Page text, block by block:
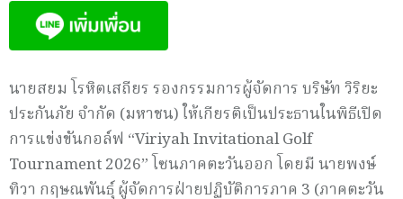
นายสยม โรหิตเสถียร รองกรรมการผู้จัดการ บริษัท วิริยะ
ประกันภัย จำกัด (มหาชน) ให้เกียรติเป็นประธานในพิธีเปิด
การแข่งขันกอล์ฟ “Viriyah Invitational Golf
Tournament 2026” โซนภาคตะวันออก โดยมี นายพงษ์
ทิวา กฤษณพันธุ์ ผู้จัดการฝ่ายปฏิบัติการภาค 3 (ภาคตะวัน